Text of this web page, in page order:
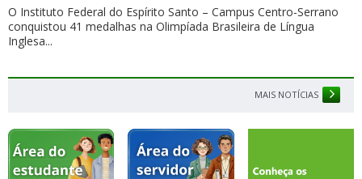
O Instituto Federal do Espírito Santo – Campus Centro-Serrano
conquistou 41 medalhas na Olimpíada Brasileira de Língua
Inglesa...
MAIS NOTÍCIAS